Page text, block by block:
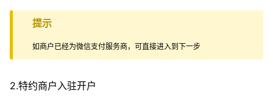
提示
如商户已经为微信支付服务商，可直接进入到下一步
2.特约商户入驻开户